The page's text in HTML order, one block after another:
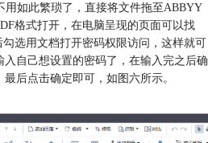
如此繁琐了，直接将文件拖至ABBYY
格式打开，在电脑呈现的页面可以找
选用文档打开密码权限访问，这样就可
自己想设置的密码了，在输入完之后确
后点击确定即可，如图六所示。